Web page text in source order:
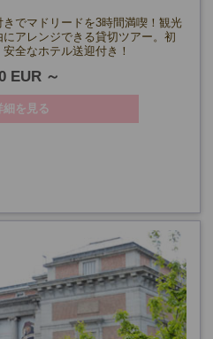
でマドリードを3時間満喫！観光
アレンジできる貸切ツアー。初
全なホテル送迎付き！
EUR
細を見る